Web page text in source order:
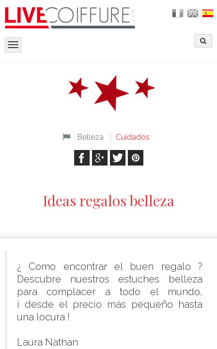
Toggle
Belleza Cuidados
Ideas regalos belleza
¿ Como encontrar el buen regalo ?
Descubre nuestros estuches belleza
para complacer a todo el mundo,
¡ desde el precio más pequeño hasta
una locura !
Laura Nathan